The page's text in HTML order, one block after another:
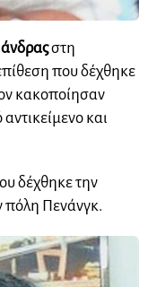
στη
που δέχθηκε
κακοποίησαν
και
δέχθηκε την
πόλη Πενάνγκ.